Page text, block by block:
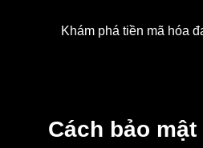
Khám phá tiền mã hóa
Cách bảo mật